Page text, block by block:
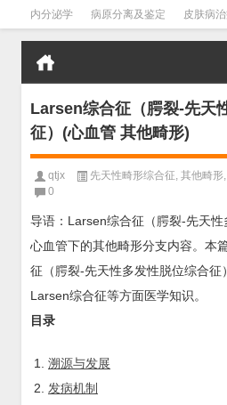
内分泌学 病原分离及鉴定 皮肤病
皮肤病学 男科学 血液病学 心血
Larsen综合征（腭裂-先天
征）(心血管 其他畸形)
qtjx 先天性畸形综合征, 其他畸形,
0
导语：Larsen综合征（腭裂-先天
心血管下的其他畸形分支内容。本
征（腭裂-先天性多发性脱位综合征
Larsen综合征等方面医学知识。
目录
溯源与发展
发病机制